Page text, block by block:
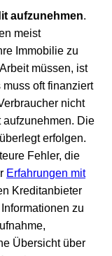
aufzunehmen.
meist
Immobilie zu
müssen, ist
oft finanziert
nicht
Die
erfolgen.
Fehler, die
Erfahrungen mit
Kreditanbieter
zu
Übersicht über